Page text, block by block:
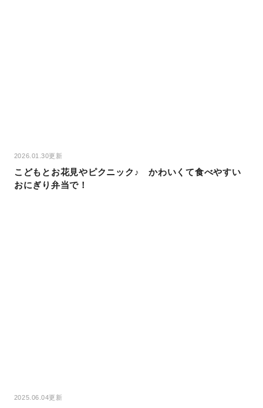
2026.01.30更新
こどもとお花見やピクニック♪ かわいくて食べやすい
おにぎり弁当で！
2025.06.04更新